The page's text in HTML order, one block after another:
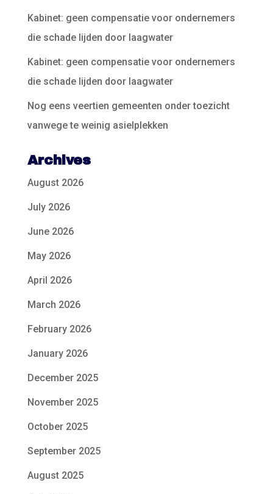
Kabinet: geen compensatie voor ondernemers
die schade lijden door laagwater
Kabinet: geen compensatie voor ondernemers
die schade lijden door laagwater
Nog eens veertien gemeenten onder toezicht
vanwege te weinig asielplekken
Archives
August 2026
July 2026
June 2026
May 2026
April 2026
March 2026
February 2026
January 2026
December 2025
November 2025
October 2025
September 2025
August 2025